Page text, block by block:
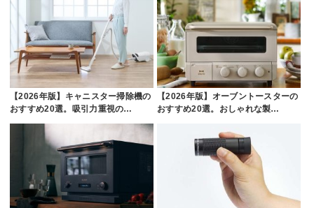
【2026年版】キャニスター掃除機の
おすすめ20選。吸引力重視の…
【2026年版】オーブントースターの
おすすめ20選。おしゃれな製…